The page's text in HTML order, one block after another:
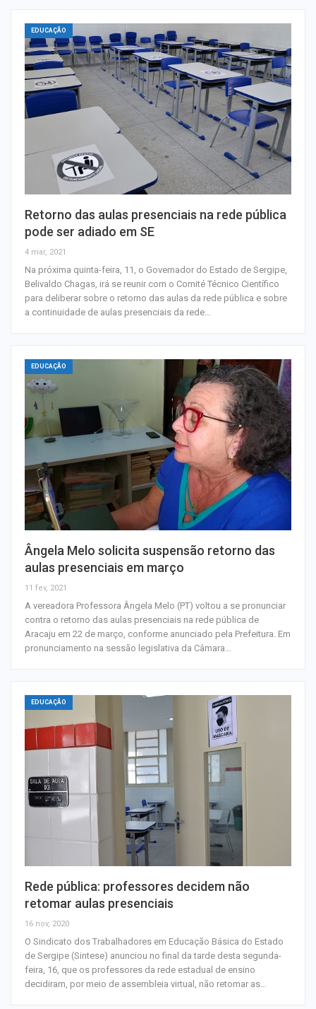
EDUCAÇÃO
Retorno das aulas presenciais na rede pública
pode ser adiado em SE
4 mar, 2021
Na próxima quinta-feira, 11, o Governador do Estado de Sergipe,
Belivaldo Chagas, irá se reunir com o Comité Técnico Científico
para deliberar sobre o retorno das aulas da rede pública e sobre
a continuidade de aulas presenciais da rede…
EDUCAÇÃO
Ângela Melo solicita suspensão retorno das
aulas presenciais em março
11 fev, 2021
A vereadora Professora Ângela Melo (PT) voltou a se pronunciar
contra o retorno das aulas presenciais na rede pública de
Aracaju em 22 de março, conforme anunciado pela Prefeitura. Em
pronunciamento na sessão legislativa da Câmara…
EDUCAÇÃO
Rede pública: professores decidem não
retomar aulas presenciais
16 nov, 2020
O Sindicato dos Trabalhadores em Educação Básica do Estado
de Sergipe (Sintese) anunciou no final da tarde desta segunda-
feira, 16, que os professores da rede estadual de ensino
decidiram, por meio de assembleia virtual, não retomar as…